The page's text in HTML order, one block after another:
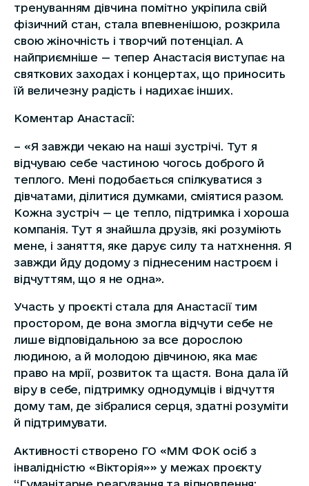
тренуванням дівчина помітно укріпила свій
фізичний стан, стала впевненішою, розкрила
свою жіночність і творчий потенціал. А
найприємніше — тепер Анастасія виступає на
святкових заходах і концертах, що приносить
їй величезну радість і надихає інших.
Коментар Анастасії:
– «Я завжди чекаю на наші зустрічі. Тут я
відчуваю себе частиною чогось доброго й
теплого. Мені подобається спілкуватися з
дівчатами, ділитися думками, сміятися разом.
Кожна зустріч — це тепло, підтримка і хороша
компанія. Тут я знайшла друзів, які розуміють
мене, і заняття, яке дарує силу та натхнення. Я
завжди йду додому з піднесеним настроєм і
відчуттям, що я не одна».
Участь у проєкті стала для Анастасії тим
простором, де вона змогла відчути себе не
лише відповідальною за все дорослою
людиною, а й молодою дівчиною, яка має
право на мрії, розвиток та щастя. Вона дала їй
віру в себе, підтримку однодумців і відчуття
дому там, де зібралися серця, здатні розуміти
й підтримувати.
Активності створено ГО «ММ ФОК осіб з
інвалідністю «Вікторія»» у межах проєкту